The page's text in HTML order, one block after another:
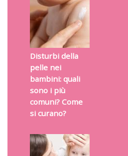
Disturbi della
pelle nei
bambini: quali
sono i più
comuni? Come
si curano?